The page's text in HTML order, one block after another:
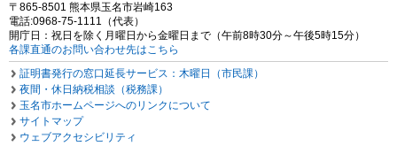
〒865-8501 熊本県玉名市岩崎163
電話:0968-75-1111（代表）
開庁日：祝日を除く月曜日から金曜日まで（午前8時30分～午後5時15分）
各課直通のお問い合わせ先はこちら
証明書発行の窓口延長サービス：木曜日（市民課）
夜間・休日納税相談（税務課）
玉名市ホームページへのリンクについて
サイトマップ
ウェブアクセシビリティ